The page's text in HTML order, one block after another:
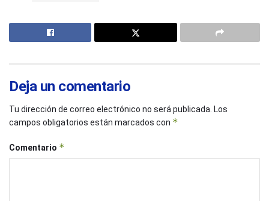
Deja un comentario
Tu dirección de correo electrónico no será publicada. Los
campos obligatorios están marcados con *
Comentario *